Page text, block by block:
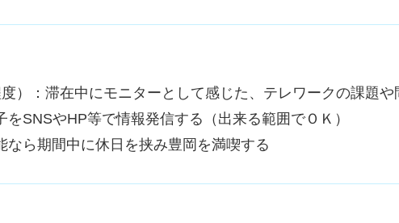
度）：滞在中にモニターとして感じた、テレワークの課題
をSNSやHP等で情報発信する（出来る範囲でＯＫ）
なら期間中に休日を挟み豊岡を満喫する